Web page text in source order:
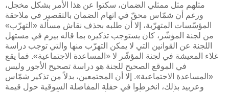
مثلهم مثل ممثلي الضمان، سكتوا عن هذا الأمر بشكل مخجل،
ورغم أن شمّاس محقّ في اتهام الضمان بالتقصير في ملاحقة
المؤسّسات المتهرّبة، إلا أن طلبه بحذف نقاش مسألة «التهرّب»
من لجنة المؤشّر، كان يستوجب تذكيره بما قاله بيرم في مستهل
اللجنة عن القوانين التي لا يمكن التهرّب منها والتي توجب دراسة
غلاء المعيشة في لجنة المؤشّر لا «المساعدة الاجتماعية». فما يقع
في الموقع الصحيح للجنة هو دراسة تصحيح الأجور وليس
«المساعدة الاجتماعية». إلا أن المجتمعين، بدلاً من تذكير شمّاس
وعربيد بذلك، انخرطوا في حفلة المفاصلة السوقية حول قيمة